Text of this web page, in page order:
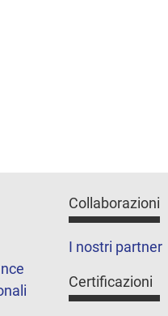
Collaborazioni
I nostri partner
Certificazioni